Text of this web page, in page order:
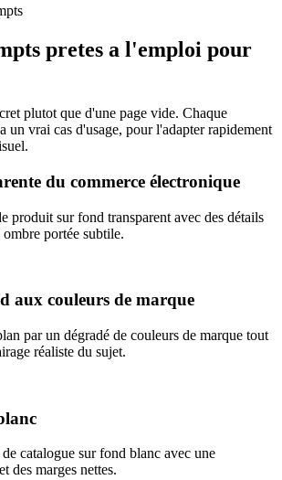
pretes a l'emploi pour
plutot que d'une page vide. Chaque
un vrai cas d'usage, pour l'adapter rapidement
du commerce électronique
produit sur fond transparent avec des détails
portée subtile.
aux couleurs de marque
par un dégradé de couleurs de marque tout
réaliste du sujet.
catalogue sur fond blanc avec une
des marges nettes.